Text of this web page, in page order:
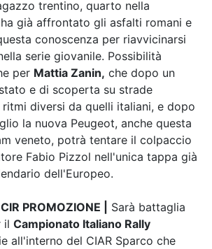
trentino, quarto nella
già affrontato gli asfalti romani e
conoscenza per riavvicinarsi
serie giovanile. Possibilità
per Mattia Zanin, che dopo un
e di scoperta su strade
diversi da quelli italiani, e dopo
la nuova Peugeot, anche questa
veneto, potrà tentare il colpaccio
Fabio Pizzol nell'unica tappa già
dell'Europeo.
PROMOZIONE |
Sarà battaglia
il Campionato Italiano Rally
all'interno del CIAR Sparco che